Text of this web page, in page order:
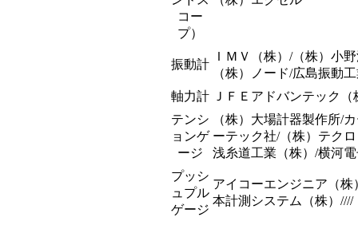
コー
プ）
振動計
ＩＭＶ（株）/（株）小
（株）ノード/広島振動
軸力計
ＪＦＥアドバンテック
テンシ
ョンゲ
ージ
（株）大場計器製作所/
ーテック社/（株）テク
浅糸道工業（株）/横河
プッシ
ュプル
ゲージ
アイコーエンジニア（
本計測システム（株）////